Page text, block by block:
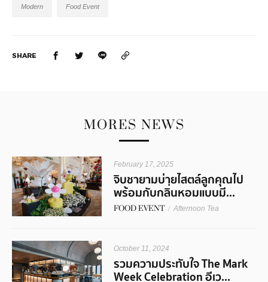
Modern Food Event
SHARE
MORES NEWS
February 17, 2025
จิบชายามบ่ายไสตล์ลูกคุณไป
พร้อมกับกลิ่นหอมแบบมี...
FOOD EVENT / Afternoon Tea
October 11, 2024
รวมความประทับใจ The Mark
Week Celebration อีเว...